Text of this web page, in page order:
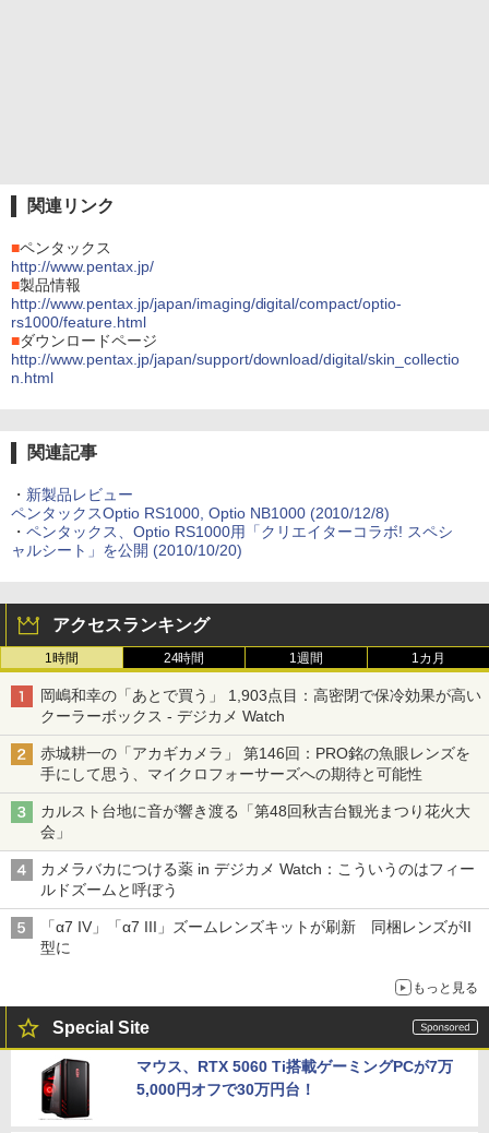
関連リンク
■ペンタックス
http://www.pentax.jp/
■製品情報
http://www.pentax.jp/japan/imaging/digital/compact/optio-
rs1000/feature.html
■ダウンロードページ
http://www.pentax.jp/japan/support/download/digital/skin_collectio
n.html
関連記事
・ 新製品レビュー
ペンタックスOptio RS1000, Optio NB1000 (2010/12/8)
・ ペンタックス、Optio RS1000用「クリエイターコラボ! スペシ
ャルシート」を公開 (2010/10/20)
アクセスランキング
1時間 24時間 1週間 1カ月
岡嶋和幸の「あとで買う」 1,903点目：高密閉で保冷効果が高い
クーラーボックス - デジカメ Watch
赤城耕一の「アカギカメラ」 第146回：PRO銘の魚眼レンズを
手にして思う、マイクロフォーサーズへの期待と可能性
カルスト台地に音が響き渡る「第48回秋吉台観光まつり花火大
会」
カメラバカにつける薬 in デジカメ Watch：こういうのはフィー
ルドズームと呼ぼう
「α7 IV」「α7 III」ズームレンズキットが刷新 同梱レンズがII
型に
もっと見る
Special Site
マウス、RTX 5060 Ti搭載ゲーミングPCが7万
5,000円オフで30万円台！